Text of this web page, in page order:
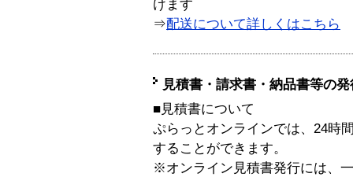
けます
⇒配送について詳しくはこちら
見積書・請求書・納品書等の
■見積書について
ぷらっとオンラインでは、24時
することができます。
※オンライン見積書発行には、